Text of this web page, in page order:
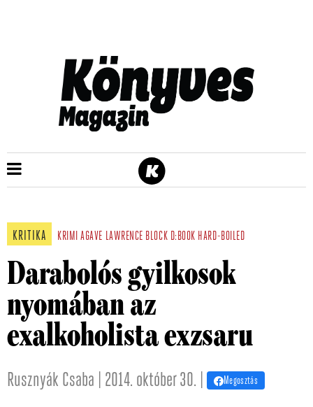
KRITIKA KRIMI AGAVE LAWRENCE BLOCK D:BOOK HARD-BOILED
Darabolós gyilkosok
nyomában az
exalkoholista exzsaru
Rusznyák Csaba | 2014. október 30. | Megosztás